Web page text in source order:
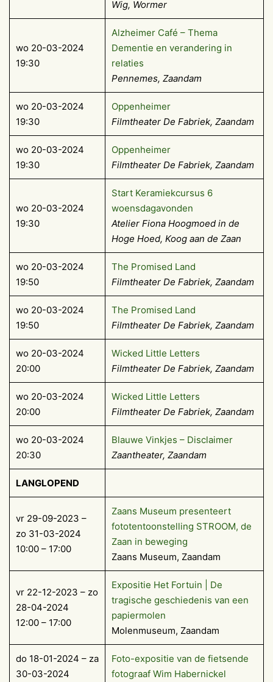
Wig, Wormer
wo 20-03-2024
19:30
Alzheimer Café – Thema
Dementie en verandering in
relaties
Pennemes, Zaandam
wo 20-03-2024
19:30
Oppenheimer
Filmtheater De Fabriek, Zaandam
wo 20-03-2024
19:30
Oppenheimer
Filmtheater De Fabriek, Zaandam
wo 20-03-2024
19:30
Start Keramiekcursus 6
woensdagavonden
Atelier Fiona Hoogmoed in de
Hoge Hoed, Koog aan de Zaan
wo 20-03-2024
19:50
The Promised Land
Filmtheater De Fabriek, Zaandam
wo 20-03-2024
19:50
The Promised Land
Filmtheater De Fabriek, Zaandam
wo 20-03-2024
20:00
Wicked Little Letters
Filmtheater De Fabriek, Zaandam
wo 20-03-2024
20:00
Wicked Little Letters
Filmtheater De Fabriek, Zaandam
wo 20-03-2024
20:30
Blauwe Vinkjes – Disclaimer
Zaantheater, Zaandam
LANGLOPEND
vr 29-09-2023 –
zo 31-03-2024
10:00 – 17:00
Zaans Museum presenteert
fototentoonstelling STROOM, de
Zaan in beweging
Zaans Museum, Zaandam
vr 22-12-2023 – zo
28-04-2024
12:00 – 17:00
Expositie Het Fortuin | De
tragische geschiedenis van een
papiermolen
Molenmuseum, Zaandam
do 18-01-2024 – za
30-03-2024
Foto-expositie van de fietsende
fotograaf Wim Habernickel